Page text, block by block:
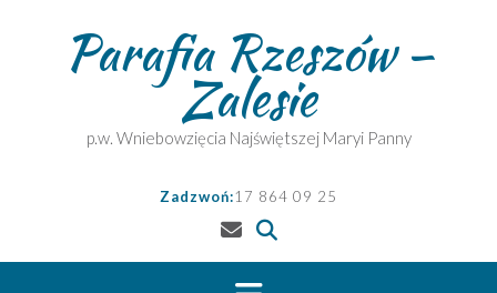
Parafia Rzeszów –
Zalesie
p.w. Wniebowzięcia Najświętszej Maryi Panny
Zadzwoń:17 864 09 25